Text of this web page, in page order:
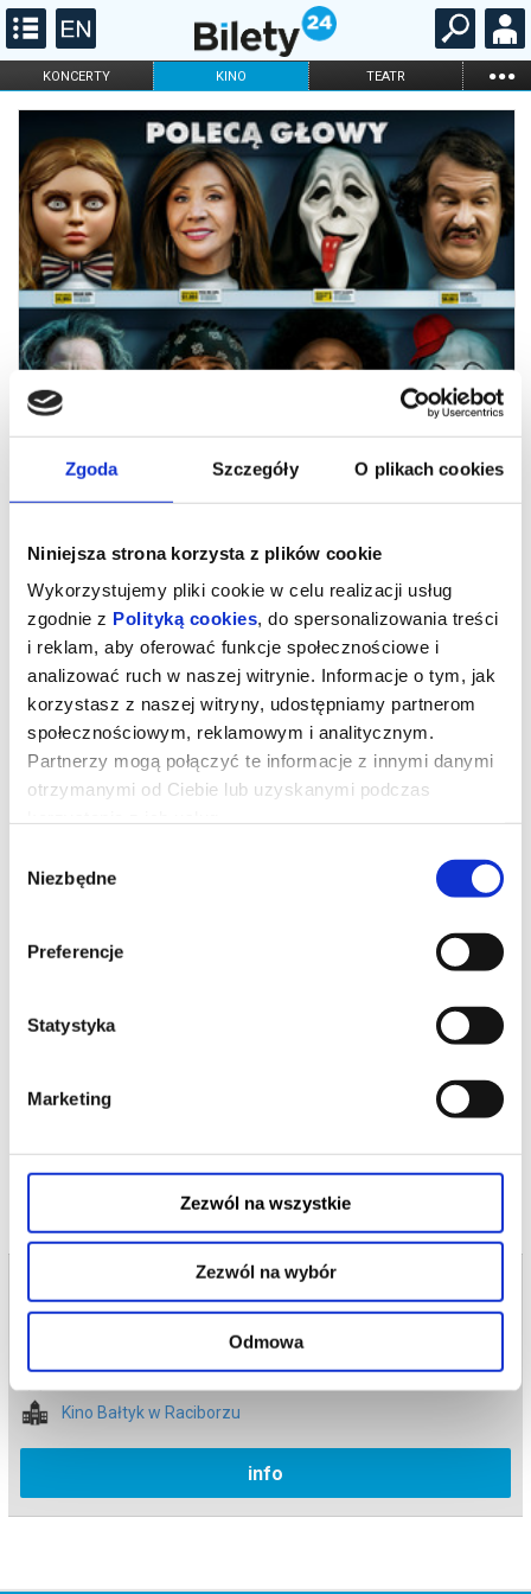
Zgoda Szczegóły O plikach cookies
Niniejsza strona korzysta z plików cookie
Wykorzystujemy pliki cookie w celu realizacji usług
zgodnie z Polityką cookies, do spersonalizowania treści
i reklam, aby oferować funkcje społecznościowe i
analizować ruch w naszej witrynie. Informacje o tym, jak
korzystasz z naszej witryny, udostępniamy partnerom
społecznościowym, reklamowym i analitycznym.
Partnerzy mogą połączyć te informacje z innymi danymi
otrzymanymi od Ciebie lub uzyskanymi podczas
zgody
Niezbędne
Preferencje
Statystyka
Marketing
Zezwól na wszystkie
Zezwól na wybór
Odmowa
KONCERTY KINO TEATR ...
FILHARMONIA OPERA I BALET
STAND-UP
DLA DZIECI
ONLINE KARNETY
Straszny film [DUBBING]
(filmweb.pl)
Bezpieczne zakupy w Bilety24. W przypadku odwołania
wydarzenia, gwarantujemy automatyczny zwrot środków
potwierdzony komunikatem wysyłanym na adres e-mail, podany
08.06.2026 , g. 18:15 (poniedziałek)
Racibórz
Kino Bałtyk w Raciborzu
info